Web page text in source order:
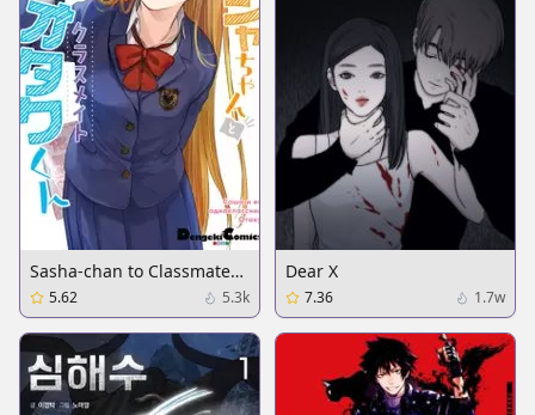
Sasha-chan to Classmate
Otaku-kun
5.62 5.3k
Dear X
7.36 1.7w